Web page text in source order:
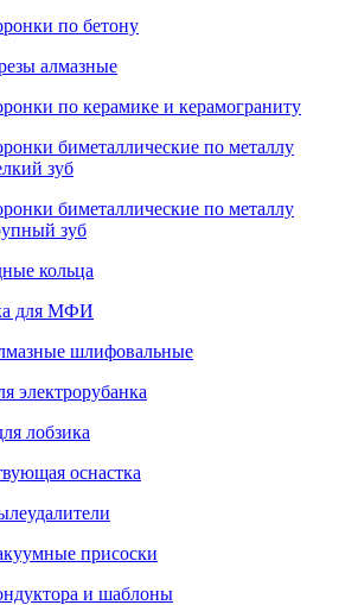
по бетону
алмазные
по керамике и керамограниту
биметаллические по металлу
зуб
биметаллические по металлу
зуб
кольца
для МФИ
шлифовальные
электрорубанка
лобзика
оснастка
присоски
и шаблоны